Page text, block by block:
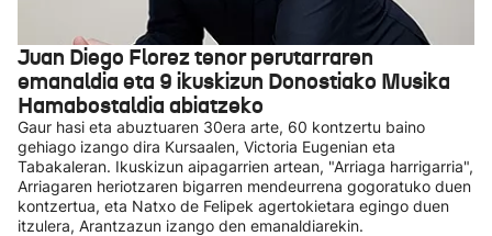
Juan Diego Florez tenor perutarraren
emanaldia eta 9 ikuskizun Donostiako Musika
Hamabostaldia abiatzeko
Gaur hasi eta abuztuaren 30era arte, 60 kontzertu baino
gehiago izango dira Kursaalen, Victoria Eugenian eta
Tabakaleran. Ikuskizun aipagarrien artean, "Arriaga harrigarria",
Arriagaren heriotzaren bigarren mendeurrena gogoratuko duen
kontzertua, eta Natxo de Felipek agertokietara egingo duen
itzulera, Arantzazun izango den emanaldiarekin.